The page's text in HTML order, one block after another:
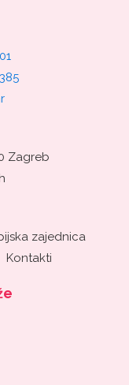
Zagreb
zajednica
Kontakti